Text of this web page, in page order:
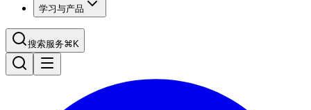
学习与产品
搜索服务⌘K